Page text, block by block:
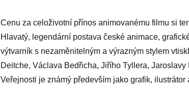
Cenu za celoživotní přínos animovanému filmu si
Hlavatý, legendární postava české animace,
výtvarník s nezaměnitelným a výrazným stylem
Deitche, Václava Bedřicha, Jiřího Tyllera,
Veřejnosti je známý především jako grafik,